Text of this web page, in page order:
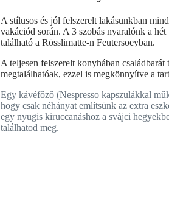
A stílusos és jól felszerelt lakásunkban
vakációd során. A 3 szobás nyaralónk a
található a Rösslimatte-n Feutersoeyban.
A teljesen felszerelt konyhában
megtalálhatóak, ezzel is megkönnyítve a
Egy kávéfőző (Nespresso kapszulákkal
hogy csak néhányat említsünk az extra
egy nyugis kiruccanáshoz a svájci
találhatod meg.